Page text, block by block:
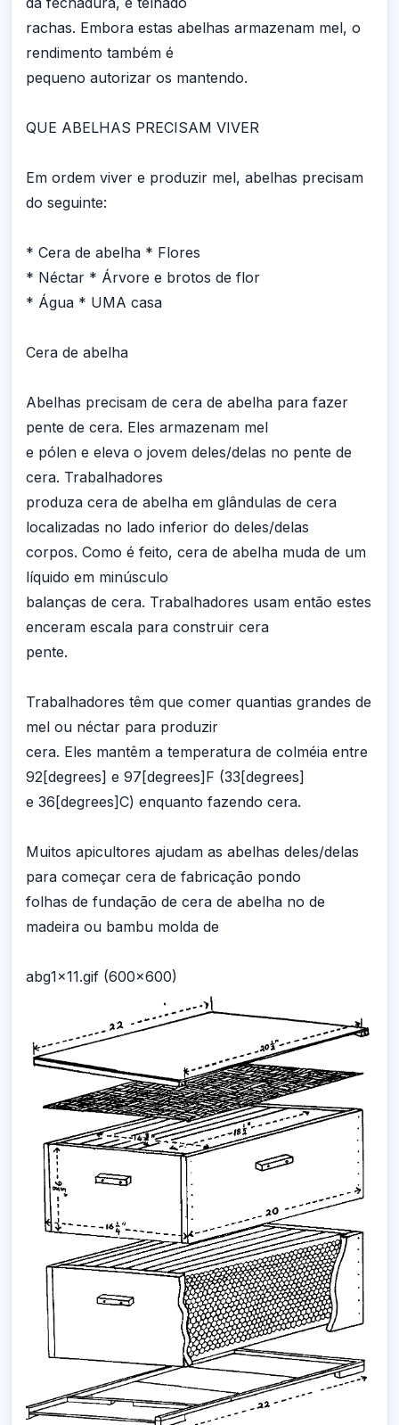
rachas. Embora estas abelhas armazenam mel, o
rendimento também é
pequeno autorizar os mantendo.
QUE ABELHAS PRECISAM VIVER
Em ordem viver e produzir mel, abelhas precisam
do seguinte:
* Cera de abelha * Flores
* Néctar * Árvore e brotos de flor
* Água * UMA casa
Cera de abelha
Abelhas precisam de cera de abelha para fazer
pente de cera. Eles armazenam mel
e pólen e eleva o jovem deles/delas no pente de
cera. Trabalhadores
produza cera de abelha em glândulas de cera
localizadas no lado inferior do deles/delas
corpos. Como é feito, cera de abelha muda de um
líquido em minúsculo
balanças de cera. Trabalhadores usam então estes
enceram escala para construir cera
pente.
Trabalhadores têm que comer quantias grandes de
mel ou néctar para produzir
cera. Eles mantêm a temperatura de colméia entre
92[degrees] e 97[degrees]F (33[degrees]
e 36[degrees]C) enquanto fazendo cera.
Muitos apicultores ajudam as abelhas deles/delas
para começar cera de fabricação pondo
folhas de fundação de cera de abelha no de
madeira ou bambu molda de
abg1x11.gif (600x600)